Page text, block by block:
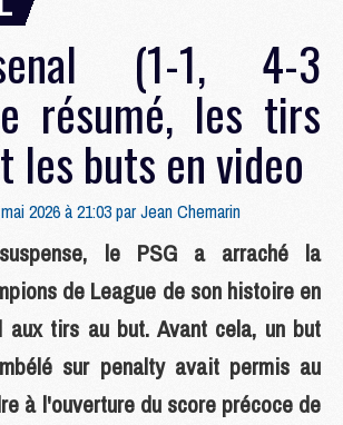
(1-1, 4-3
résumé, les tirs
les buts en video
2026 à 21:03 parJean Chemarin
le PSG a arraché la
de League de son histoire en
aux tirs au but. Avant cela, un but
sur penalty avait permis au
à l'ouverture du score précoce de